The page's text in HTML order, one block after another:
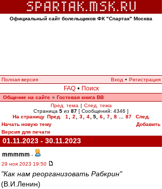
Официальный сайт болельщиков ФК "Спартак" Москва
Полная версия Вход • Регистрация
FAQ • Поиск
Общение на сайте » Гостевая книга ВВ
Пред. тема | След. тема
Страница 5 из 87 [ Сообщений: 4346 ]
На страницу Пред. 1 2 3 4 5, 6 7 8 87
След.
Начать новую тему
Добавить
Версия для печати
01.11.2023 - 30.11.2023
mmmmm -
29 ноя 2023 19:50
"Как нам реорганизовать Рабкрин"
(В.И.Ленин)